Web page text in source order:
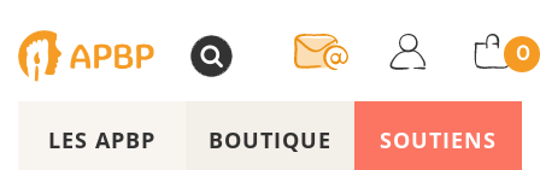
0
LES APBP BOUTIQUE SOUTIENS